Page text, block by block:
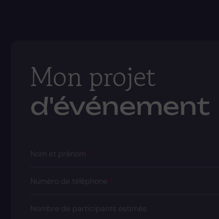
Mon projet
d'événement
Nom et prénom
Numéro de téléphone
Nombre de participants estimés